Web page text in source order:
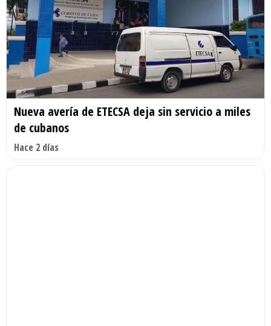
Nueva avería de ETECSA deja sin servicio a miles
de cubanos
Hace 2 días